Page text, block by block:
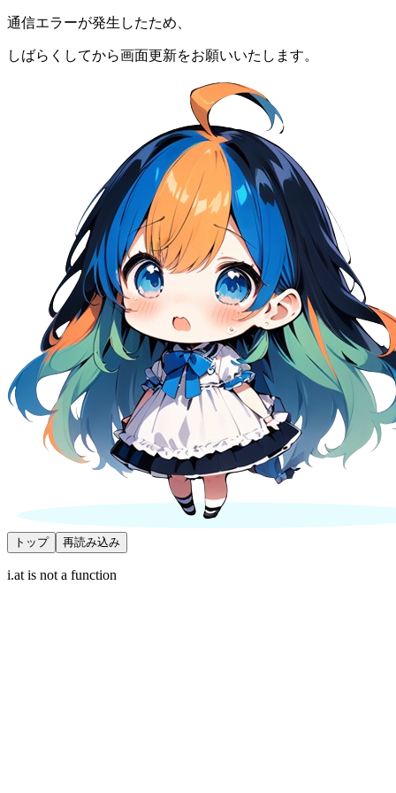
通信エラーが発生したため、
しばらくしてから画面更新をお願いいたします。
トップ 再読み込み
i.at is not a function